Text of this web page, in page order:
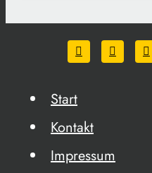
Start
Kontakt
Impressum